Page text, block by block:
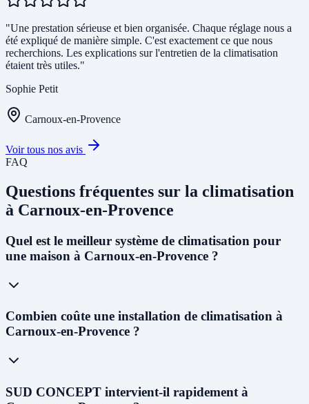
"Une prestation sérieuse et bien organisée. Chaque réglage nous a
été expliqué de manière simple. C'est exactement ce que nous
recherchions. Les explications sur l'entretien de la climatisation
étaient très utiles."
Sophie Petit
Carnoux-en-Provence
Voir tous nos avis
FAQ
Questions fréquentes sur la climatisation
à Carnoux-en-Provence
Quel est le meilleur système de climatisation pour
une maison à Carnoux-en-Provence ?
À Carnoux-en-Provence, avec leclimat méditerranéen et les étés
chauds
(dépassant souvent 35°C), nous recommandons une
air-air réversible multi-split pour les maisons individuelles. Elle
économique. Pour remplacer une chaudière gaz ou fioul, la
Combien coûte une installation de climatisation à
Carnoux-en-Provence ?
Le coût varie selon le système : de1 500 € à 3 000 €pour un mono-
split,
3 000 € à 8 000 € pour un multi-split (2 à 5 pièces), et
SUD CONCEPT intervient-il rapidement à